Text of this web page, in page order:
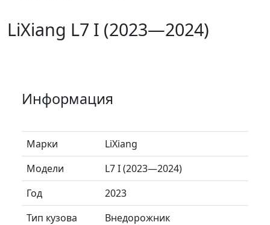
LiXiang L7 I (2023—2024)
Информация
Марки
LiXiang
Модели
L7 I (2023—2024)
Год
2023
Тип кузова
Внедорожник